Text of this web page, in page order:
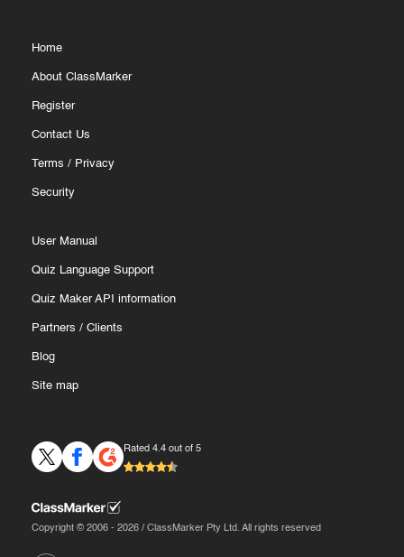
Home
About ClassMarker
Register
Contact Us
Terms / Privacy
Security
User Manual
Quiz Language Support
Quiz Maker API information
Partners / Clients
Blog
Site map
Rated 4.4 out of 5
Copyright © 2006 - 2026 / ClassMarker Pty Ltd. All rights reserved